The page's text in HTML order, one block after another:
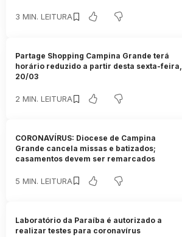
3 MIN. LEITURA
Partage Shopping Campina Grande terá
horário reduzido a partir desta sexta-feira,
20/03
2 MIN. LEITURA
CORONAVÍRUS: Diocese de Campina
Grande cancela missas e batizados;
casamentos devem ser remarcados
5 MIN. LEITURA
Laboratório da Paraíba é autorizado a
realizar testes para coronavírus